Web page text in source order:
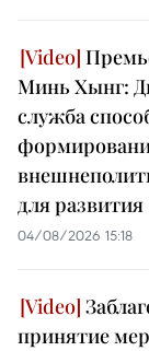
Минь Хынг:
служба
для развития
04/08/2026 15:18
принятие